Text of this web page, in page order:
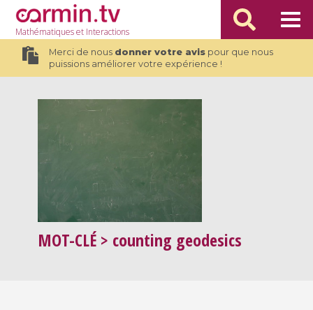
Mathématiqueset Interactions
Merci de nous donner votre avispour que nous
puissions améliorer votre expérience !
MOT-CLÉ > counting geodesics